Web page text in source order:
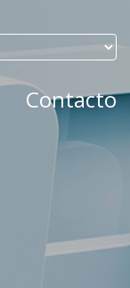
Contacto